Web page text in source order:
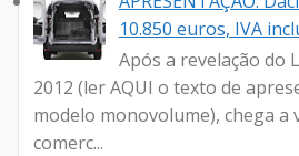
10.850 euros, IVA
Após a revelação do
2012 (ler AQUI o texto de
modelo monovolume), chega a
comerc...